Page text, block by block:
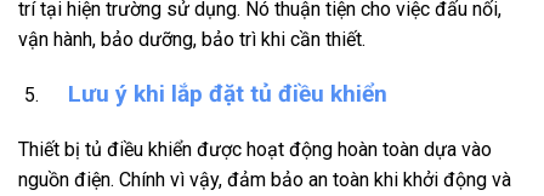
trí tại hiện trường sử dụng. Nó thuận tiện cho việc đấu nối,
vận hành, bảo dưỡng, bảo trì khi cần thiết.
Lưu ý khi lắp đặt tủ điều khiển
Thiết bị tủ điều khiển được hoạt động hoàn toàn dựa vào
nguồn điện. Chính vì vậy, đảm bảo an toàn khi khởi động và